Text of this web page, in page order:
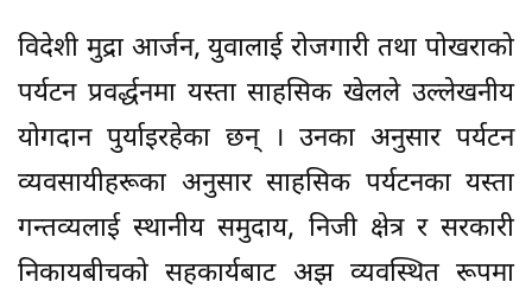
विदेशी मुद्रा आर्जन, युवालाई रोजगारी तथा पोखराको
पर्यटन प्रवर्द्धनमा यस्ता साहसिक खेलले उल्लेखनीय
योगदान पुर्याइरहेका छन् । उनका अनुसार पर्यटन
व्यवसायीहरूका अनुसार साहसिक पर्यटनका यस्ता
गन्तव्यलाई स्थानीय समुदाय, निजी क्षेत्र र सरकारी
निकायबीचको सहकार्यबाट अझ व्यवस्थित रूपमा